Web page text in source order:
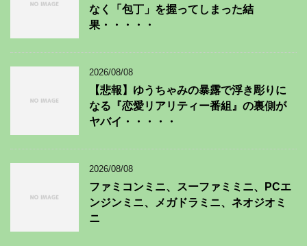
なく「包丁」を握ってしまった結
果・・・・・
2026/08/08
【悲報】ゆうちゃみの暴露で浮き彫りに
なる『恋愛リアリティー番組』の裏側が
ヤバイ・・・・・
2026/08/08
ファミコンミニ、スーファミミニ、PCエ
ンジンミニ、メガドラミニ、ネオジオミ
ニ